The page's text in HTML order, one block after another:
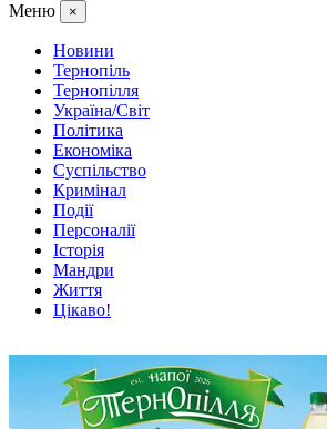
Меню ×
Новини
Тернопіль
Тернопілля
Україна/Світ
Політика
Економіка
Суспільство
Кримінал
Події
Персоналії
Історія
Мандри
Життя
Цікаво!